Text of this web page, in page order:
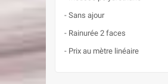
- Sans ajour
- Rainurée 2 faces
- Prix au mètre linéaire